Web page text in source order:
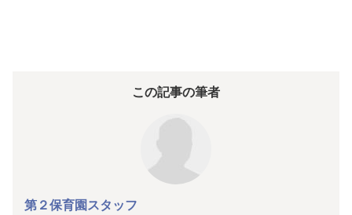
この記事の筆者
第２保育園スタッフ